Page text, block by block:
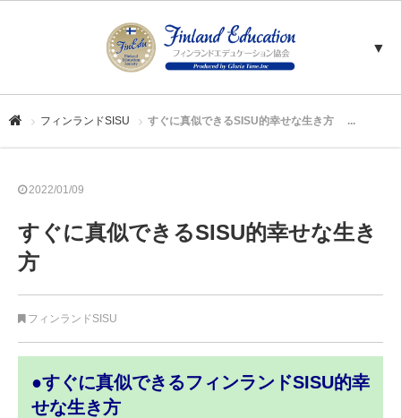
▼
フィンランドSISU すぐに真似できるSISU的幸せな生き方 ...
2022/01/09
すぐに真似できるSISU的幸せな生き
方
フィンランドSISU
●すぐに真似できるフィンランドSISU的幸
せな生き方